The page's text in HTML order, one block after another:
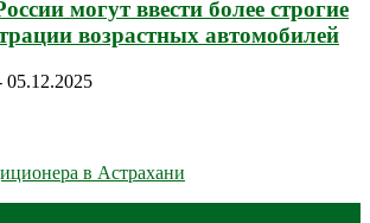
могут ввести более строгие
возрастных автомобилей
05.12.2025
в Астрахани